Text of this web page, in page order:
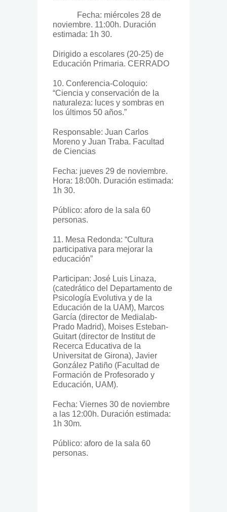
Fecha: miércoles 28 de
noviembre. 11:00h. Duración
estimada: 1h 30.
Dirigido a escolares (20-25) de
Educación Primaria. CERRADO
10. Conferencia-Coloquio:
“Ciencia y conservación de la
naturaleza: luces y sombras en
los últimos 50 años.”
Responsable: Juan Carlos
Moreno y Juan Traba. Facultad
de Ciencias
Fecha: jueves 29 de noviembre.
Hora: 18:00h. Duración estimada:
1h 30.
Público: aforo de la sala 60
personas.
11. Mesa Redonda: “Cultura
participativa para mejorar la
educación”
Participan: José Luis Linaza,
(catedrático del Departamento de
Psicología Evolutiva y de la
Educación de la UAM), Marcos
García (director de Medialab-
Prado Madrid), Moises Esteban-
Guitart (director de Institut de
Recerca Educativa de la
Universitat de Girona), Javier
González Patiño (Facultad de
Formación de Profesorado y
Educación, UAM).
Fecha: Viernes 30 de noviembre
a las 12:00h. Duración estimada:
1h 30m.
Público: aforo de la sala 60
personas.